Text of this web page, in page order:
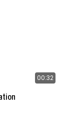
00:32